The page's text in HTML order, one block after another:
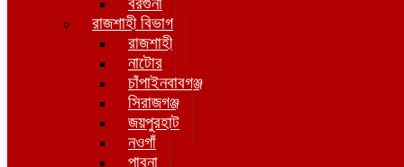
রাজশাহী বিভাগ
রাজশাহী
নাটোর
চাঁপাইনবাবগঞ্জ
সিরাজগঞ্জ
জয়পুরহাট
নওগাঁ
পাবনা